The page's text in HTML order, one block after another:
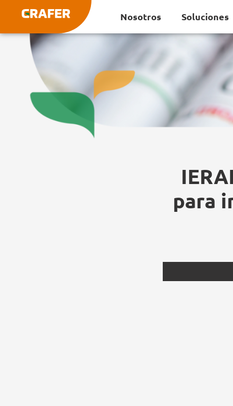
contenido
Nosotros Soluciones
para